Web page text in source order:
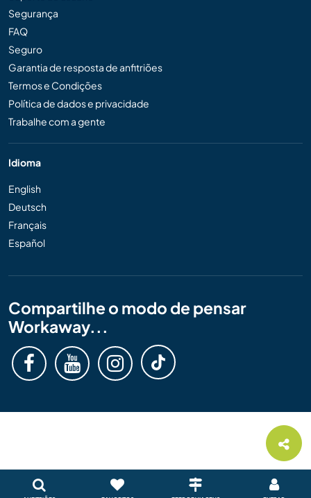
Segurança
FAQ
Seguro
Garantia de resposta de anfitriões
Termos e Condições
Política de dados e privacidade
Trabalhe com a gente
Idioma
English
Deutsch
Français
Español
Compartilhe o modo de pensar
Workaway...